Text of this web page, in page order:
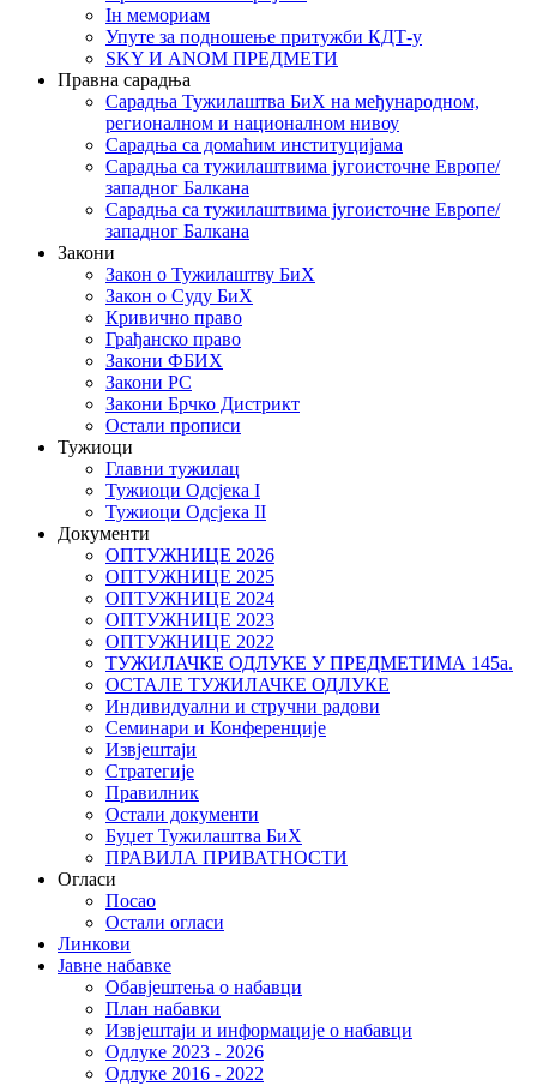
Iн мемориам
Упуте за подношење притужби КДТ-у
SKY И ANOM ПРЕДМЕТИ
Правна сарадња
Сарадња Тужилаштва БиХ на међународном,
регионалном и националном нивоу
Сарадња са домаћим институцијама
Сарадња са тужилаштвима југоисточне Европе/
западног Балкана
Сарадња са тужилаштвима југоисточне Европе/
западног Балкана
Закони
Закон о Тужилаштву БиХ
Закон о Суду БиХ
Кривично право
Грађанско право
Закони ФБИХ
Закони РС
Закони Брчко Дистрикт
Остали прописи
Тужиоци
Главни тужилац
Тужиоци Oдсјекa I
Тужиоци Oдсјекa II
Документи
ОПТУЖНИЦЕ 2026
ОПТУЖНИЦЕ 2025
ОПТУЖНИЦЕ 2024
ОПТУЖНИЦЕ 2023
ОПТУЖНИЦЕ 2022
ТУЖИЛАЧКЕ ОДЛУКЕ У ПРЕДМЕТИМА 145а.
ОСТАЛЕ ТУЖИЛАЧКЕ ОДЛУКЕ
Индивидуални и стручни радови
Семинари и Конференције
Извјештаји
Стратегије
Правилник
Остали документи
Буџет Тужилаштва БиХ
ПРАВИЛА ПРИВАТНОСТИ
Огласи
Посао
Остали огласи
Линкови
Јавне набавке
Обавјештења о набавци
План набавки
Извјештаји и информације о набавци
Одлуке 2023 - 2026
Одлуке 2016 - 2022